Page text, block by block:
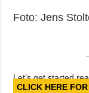
Foto: Jens
Let’s get started
CLICK HERE